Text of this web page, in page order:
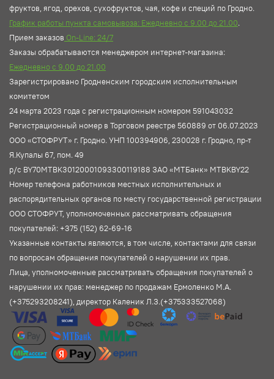
фруктов, ягод, орехов, сухофруктов, чая, кофе и специй по Гродно.
График работы пункта самовывоза: Ежедневно с 9.00 до 21.00.
Прием заказов On-Line: 24/7
Заказы обрабатываются менеджером интернет-магазина:
Ежедневно с 9.00 до 21.00
Зарегистрировано Гродненским городским исполнительным
комитетом
24 марта 2023 года с регистрационным номером 591043032
Регистрационный номер в Торговом реестре 560889 от 06.07.2023
ООО «СТОФРУТ» г. Гродно. УНП 100394906, 230028 г. Гродно, пр-т
Я.Купалы 67, пом. 49
р/с BY70MTBK30120001093300119188 ЗАО «МТБанк» MTBKBY22
Номер телефона работников местных исполнительных и
распорядительных органов по месту государственной регистрации
ООО СТОФРУТ, уполномоченных рассматривать обращения
покупателей: +375 (152) 62-69-16
Указанные контакты являются, в том числе, контактами для связи
по вопросам обращения покупателей о нарушении их прав.
Лица, уполномоченные рассматривать обращения покупателей о
нарушении их прав: менеджер по продажам Ермоленко М.А.
(+375293208241), директор Каленик Л.З.(+375333527068)